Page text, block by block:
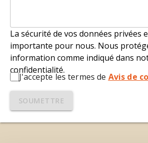
La sécurité de vos données privées
importante pour nous. Nous
information comme indiqué dans
confidentialité.
J'accepte les termes de Avis de
SOUMETTRE